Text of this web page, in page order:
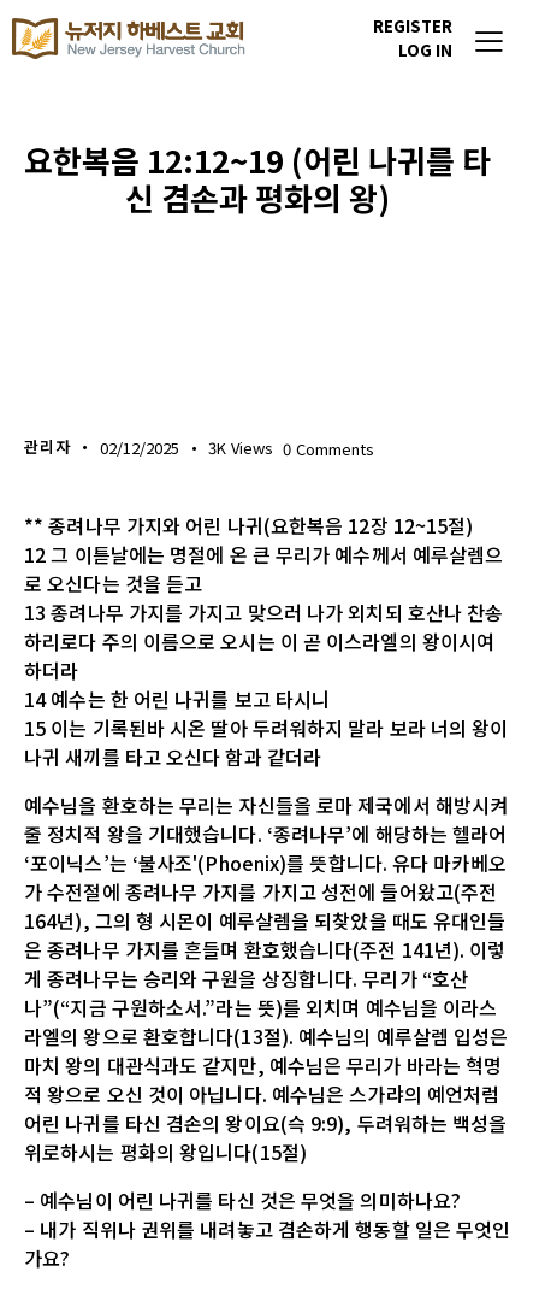
REGISTER
LOG IN
요한복음 12:12~19 (어린 나귀를 타
신 겸손과 평화의 왕)
관리자 02/12/2025 3K Views 0 Comments
** 종려나무 가지와 어린 나귀(요한복음 12장 12~15절)
12 그 이튿날에는 명절에 온 큰 무리가 예수께서 예루살렘으
로 오신다는 것을 듣고
13 종려나무 가지를 가지고 맞으러 나가 외치되 호산나 찬송
하리로다 주의 이름으로 오시는 이 곧 이스라엘의 왕이시여
하더라
14 예수는 한 어린 나귀를 보고 타시니
15 이는 기록된바 시온 딸아 두려워하지 말라 보라 너의 왕이
나귀 새끼를 타고 오신다 함과 같더라
예수님을 환호하는 무리는 자신들을 로마 제국에서 해방시켜
줄 정치적 왕을 기대했습니다. ‘종려나무’에 해당하는 헬라어
‘포이닉스’는 ‘불사조'(Phoenix)를 뜻합니다. 유다 마카베오
가 수전절에 종려나무 가지를 가지고 성전에 들어왔고(주전
164년), 그의 형 시몬이 예루살렘을 되찾았을 때도 유대인들
은 종려나무 가지를 흔들며 환호했습니다(주전 141년). 이렇
게 종려나무는 승리와 구원을 상징합니다. 무리가 “호산
나”(“지금 구원하소서.”라는 뜻)를 외치며 예수님을 이라스
라엘의 왕으로 환호합니다(13절). 예수님의 예루살렘 입성은
마치 왕의 대관식과도 같지만, 예수님은 무리가 바라는 혁명
적 왕으로 오신 것이 아닙니다. 예수님은 스가랴의 예언처럼
어린 나귀를 타신 겸손의 왕이요(슥 9:9), 두려워하는 백성을
위로하시는 평화의 왕입니다(15절)
– 예수님이 어린 나귀를 타신 것은 무엇을 의미하나요?
– 내가 직위나 권위를 내려놓고 겸손하게 행동할 일은 무엇인
가요?